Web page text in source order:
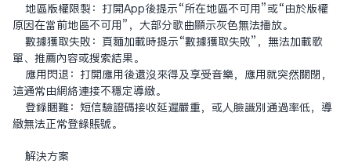
地區版權限制：打開App後提示“所在地區不可用”或“由於版權
原因在當前地區不可用”，大部分歌曲顯示灰色無法播放。
數據獲取失敗：頁面加載時提示“數據獲取失敗”，無法加載歌
單、推薦內容或搜索結果。
應用閃退：打開應用後還沒來得及享受音樂，應用就突然關閉，
這通常由網絡連接不穩定導致。
登錄困難：短信驗證碼接收延遲嚴重，或人臉識別通過率低，導
致無法正常登錄賬號。
解決方案